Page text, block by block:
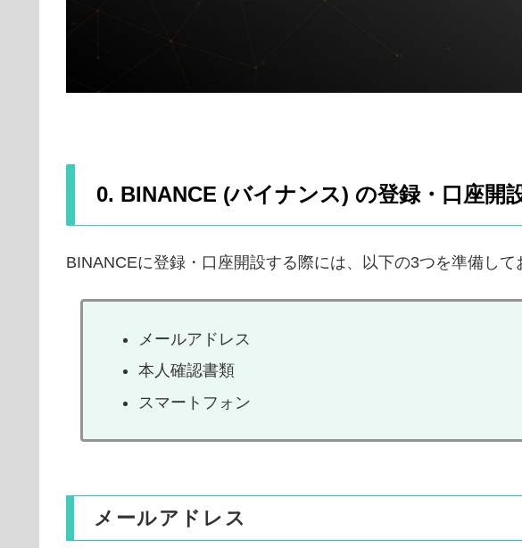
0. BINANCE (バイナンス) の登録・口座開
BINANCEに登録・口座開設する際には、以下の3つを準備して
メールアドレス
本人確認書類
スマートフォン
メールアドレス